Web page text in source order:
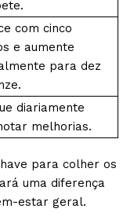
com cinco
e aumente
para dez
diariamente
melhorias.
para colher os
uma diferença
estar geral.